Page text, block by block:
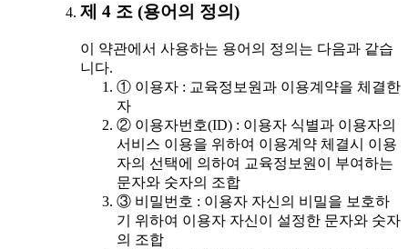
제 4 조 (용어의 정의)
이 약관에서 사용하는 용어의 정의는 다음과 같습
니다.
① 이용자 : 교육정보원과 이용계약을 체결한
자
② 이용자번호(ID) : 이용자 식별과 이용자의
서비스 이용을 위하여 이용계약 체결시 이용
자의 선택에 의하여 교육정보원이 부여하는
문자와 숫자의 조합
③ 비밀번호 : 이용자 자신의 비밀을 보호하
기 위하여 이용자 자신이 설정한 문자와 숫자
의 조합